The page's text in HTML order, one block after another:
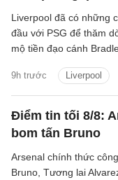
9h trước Liverpool
Liverpool đã có những
đầu với PSG để thăm
mộ tiền đạo cánh
hai CLB đang là trở
thương vụ này.
Điểm tin tối 8/8:
bom tấn Bruno
Arsenal chính thức
Bruno, Tương lai